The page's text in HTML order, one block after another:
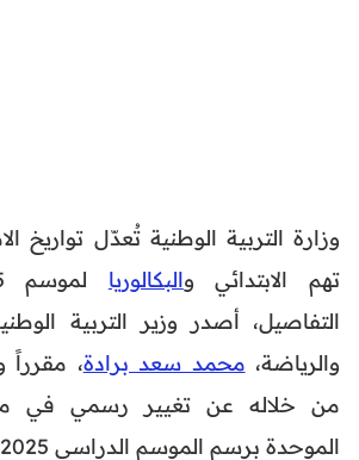
وزارة التربية الوطنية تُعدّل تواريخ
تهم الابتدائي والبكالوريا
التفاصيل، أصدر وزير التربية
والرياضة، محمد سعد برادة، مقرراً
من خلاله عن تغيير رسمي في